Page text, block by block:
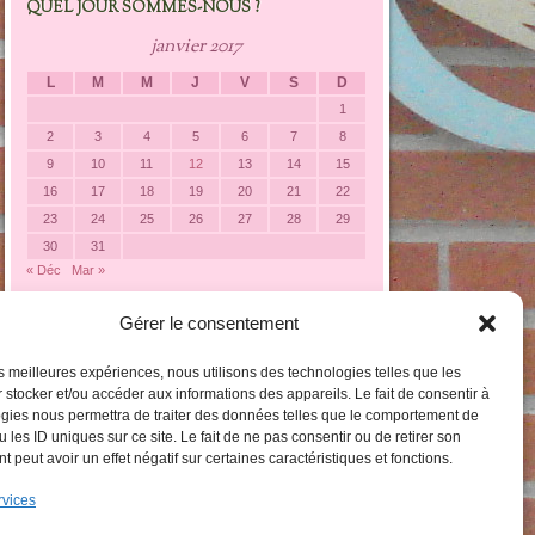
Gérer le consentement
meilleures expériences, nous utilisons des technologies telles que les
stocker et/ou accéder aux informations des appareils. Le fait de consentir à
nous permettra de traiter des données telles que le comportement de
les ID uniques sur ce site. Le fait de ne pas consentir ou de retirer son
peut avoir un effet négatif sur certaines caractéristiques et fonctions.
QUEL JOUR SOMMES-NOUS ?
janvier 2017
L M M J V S D
1
2
3 4 5 6 7
8
9
10 11 12 13 14
15
16
17 18 19 20 21
22
23
24 25 26 27 28
29
30
31
« Déc
Mar »
LES CATÉGORIES DARTICLES
Les
catégories
darticles